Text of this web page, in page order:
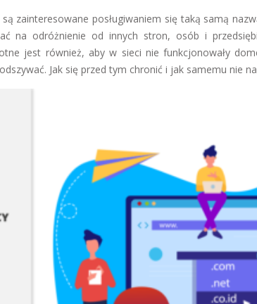
zainteresowane posługiwaniem się taką samą
na odróżnienie od innych stron, osób i
jest również, aby w sieci nie funkcjonowały
Jak się przed tym chronić i jak samemu nie